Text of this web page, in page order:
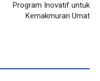
Program Inovatif untuk
Kemakmuran Umat